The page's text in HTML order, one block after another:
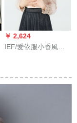
￥ 2,624
IEF/爱依服小香風ニ
コラト0 S 17 N-A